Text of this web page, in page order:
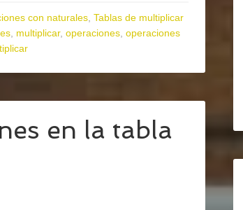
con naturales Tablas de multiplicar
multiplicar, operaciones operaciones
en la tabla